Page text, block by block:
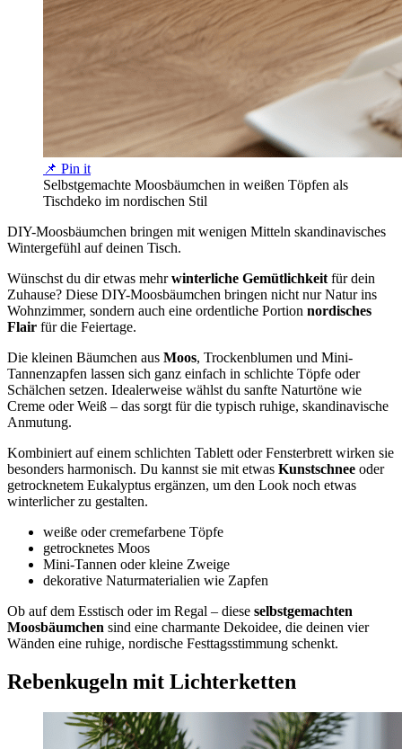
📌 Pin it
Selbstgemachte Moosbäumchen in weißen Töpfen als
Tischdeko im nordischen Stil
DIY-Moosbäumchen bringen mit wenigen Mitteln skandinavisches
Wintergefühl auf deinen Tisch.
Wünschst du dir etwas mehrwinterliche Gemütlichkeitfür dein
Zuhause? Diese DIY-Moosbäumchen bringen nicht nur Natur ins
Wohnzimmer, sondern auch eine ordentliche Portion nordisches
Flair für die Feiertage.
Die kleinen Bäumchen aus Moos, Trockenblumen und Mini-
Tannenzapfen lassen sich ganz einfach in schlichte Töpfe oder
Schälchen setzen. Idealerweise wählst du sanfte Naturtöne wie
Creme oder Weiß – das sorgt für die typisch ruhige, skandinavische
Anmutung.
Kombiniert auf einem schlichten Tablett oder Fensterbrett wirken sie
besonders harmonisch. Du kannst sie mit etwas Kunstschnee oder
getrocknetem Eukalyptus ergänzen, um den Look noch etwas
winterlicher zu gestalten.
weiße oder cremefarbene Töpfe
getrocknetes Moos
Mini-Tannen oder kleine Zweige
dekorative Naturmaterialien wie Zapfen
Ob auf dem Esstisch oder im Regal – diese selbstgemachten
Moosbäumchen sind eine charmante Dekoidee, die deinen vier
Wänden eine ruhige, nordische Festtagsstimmung schenkt.
Rebenkugeln mit Lichterketten